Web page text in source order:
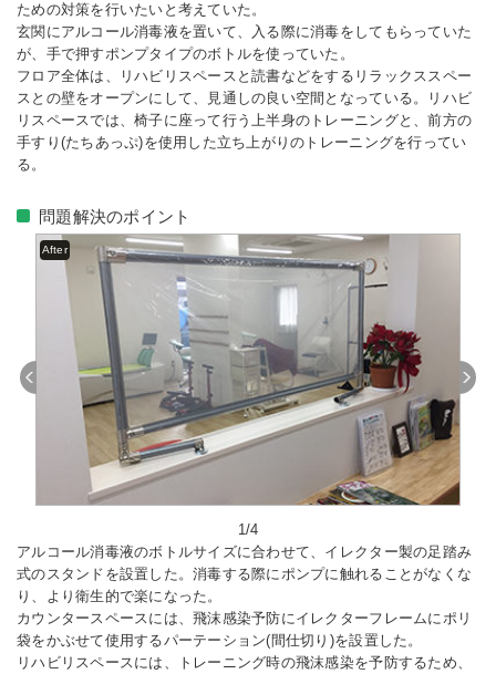
ための対策を行いたいと考えていた。
玄関にアルコール消毒液を置いて、入る際に消毒をしてもらっていた
が、手で押すポンプタイプのボトルを使っていた。
フロア全体は、リハビリスペースと読書などをするリラックススペー
スとの壁をオープンにして、見通しの良い空間となっている。リハビ
リスペースでは、椅子に座って行う上半身のトレーニングと、前方の
手すり(たちあっぷ)を使用した立ち上がりのトレーニングを行ってい
る。
問題解決のポイント
After
Previous Next
1/4
アルコール消毒液のボトルサイズに合わせて、イレクター製の足踏み
式のスタンドを設置した。消毒する際にポンプに触れることがなくな
り、より衛生的で楽になった。
カウンタースペースには、飛沫感染予防にイレクターフレームにポリ
袋をかぶせて使用するパーテーション(間仕切り)を設置した。
リハビリスペースには、トレーニング時の飛沫感染を予防するため、